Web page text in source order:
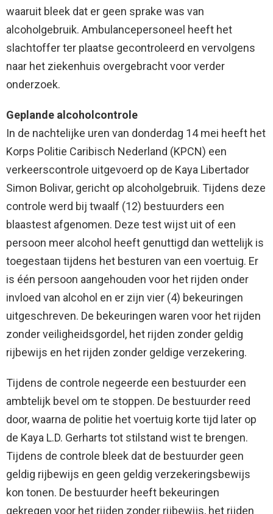
waaruit bleek dat er geen sprake was van
alcoholgebruik. Ambulancepersoneel heeft het
slachtoffer ter plaatse gecontroleerd en vervolgens
naar het ziekenhuis overgebracht voor verder
onderzoek.
Geplande alcoholcontrole
In de nachtelijke uren van donderdag 14 mei heeft het
Korps Politie Caribisch Nederland (KPCN) een
verkeerscontrole uitgevoerd op de Kaya Libertador
Simon Bolivar, gericht op alcoholgebruik. Tijdens deze
controle werd bij twaalf (12) bestuurders een
blaastest afgenomen. Deze test wijst uit of een
persoon meer alcohol heeft genuttigd dan wettelijk is
toegestaan tijdens het besturen van een voertuig. Er
is één persoon aangehouden voor het rijden onder
invloed van alcohol en er zijn vier (4) bekeuringen
uitgeschreven. De bekeuringen waren voor het rijden
zonder veiligheidsgordel, het rijden zonder geldig
rijbewijs en het rijden zonder geldige verzekering.
Tijdens de controle negeerde een bestuurder een
ambtelijk bevel om te stoppen. De bestuurder reed
door, waarna de politie het voertuig korte tijd later op
de Kaya L.D. Gerharts tot stilstand wist te brengen.
Tijdens de controle bleek dat de bestuurder geen
geldig rijbewijs en geen geldig verzekeringsbewijs
kon tonen. De bestuurder heeft bekeuringen
gekregen voor het rijden zonder rijbewijs, het rijden